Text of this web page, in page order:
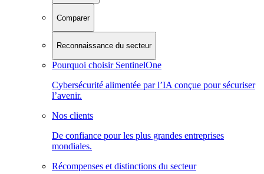
Comparer
Reconnaissance du secteur
Pourquoi choisir SentinelOne
Cybersécurité alimentée par l’IA conçue pour sécuriser
l’avenir.
Nos clients
De confiance pour les plus grandes entreprises
mondiales.
Récompenses et distinctions du secteur